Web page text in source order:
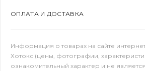
ОПЛАТА И ДОСТАВКА
Информация о товарах на сайте
Хотокс (цены, фотографии,
ознакомительный характер и не